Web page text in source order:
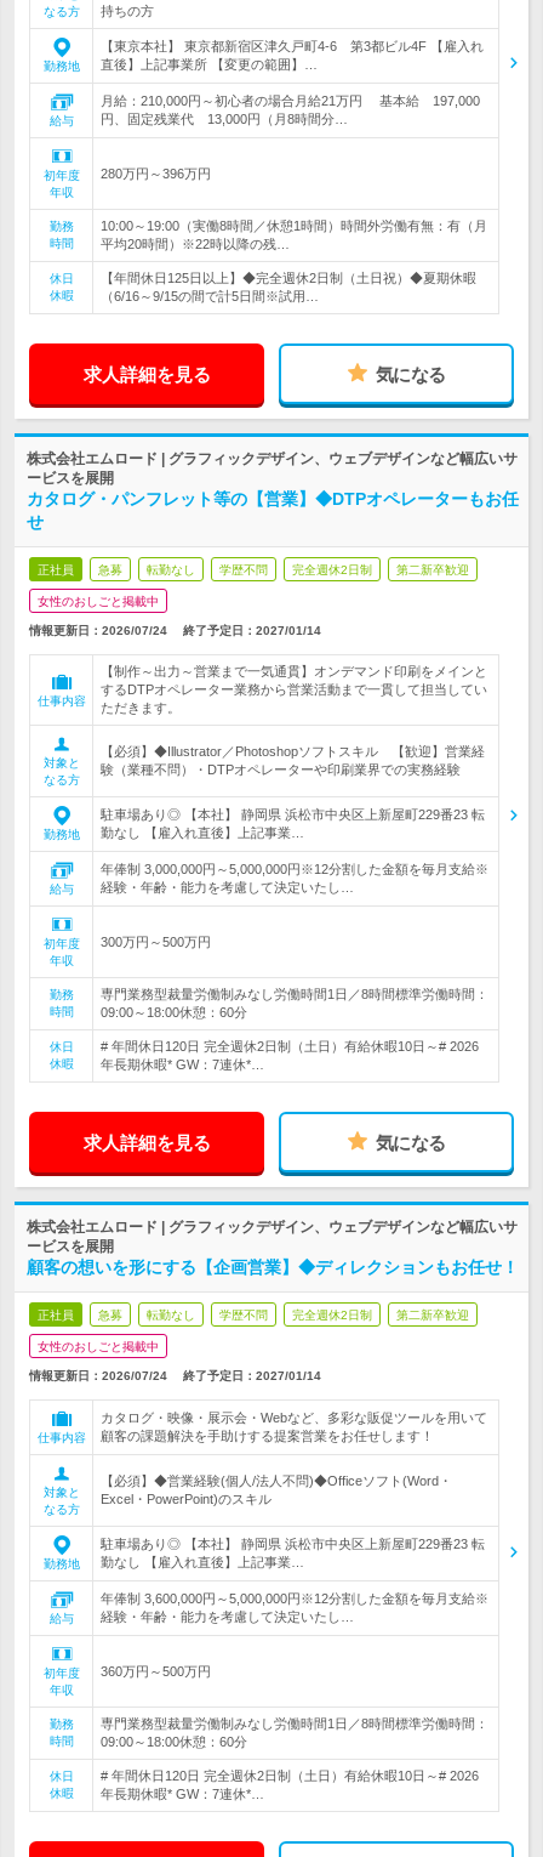
なる方
持ちの方
勤務地
【東京本社】 東京都新宿区津久戸町4-6 第3都ビル4F 【雇入れ
直後】上記事業所 【変更の範囲】…
給与
月給：210,000円～初心者の場合月給21万円 基本給 197,000
円、固定残業代 13,000円（月8時間分…
初年度
年収
280万円～396万円
勤務
時間
10:00～19:00（実働8時間／休憩1時間）時間外労働有無：有（月
平均20時間）※22時以降の残…
休日
休暇
【年間休日125日以上】◆完全週休2日制（土日祝）◆夏期休暇
（6/16～9/15の間で計5日間※試用…
求人詳細を見る 気になる
株式会社エムロード | グラフィックデザイン、ウェブデザインなど幅広いサ
ービスを展開
カタログ・パンフレット等の【営業】◆DTPオペレーターもお任
せ
正社員 急募 転勤なし 学歴不問 完全週休2日制 第二新卒歓迎
女性のおしごと掲載中
情報更新日：2026/07/24 終了予定日： 2027/01/14
仕事内容
【制作～出力～営業まで一気通貫】オンデマンド印刷をメインと
するDTPオペレーター業務から営業活動まで一貫して担当してい
ただきます。
対象と
なる方
【必須】◆Illustrator／Photoshopソフトスキル 【歓迎】営業経
験（業種不問）・DTPオペレーターや印刷業界での実務経験
勤務地
駐車場あり◎ 【本社】 静岡県 浜松市中央区上新屋町229番23 転
勤なし 【雇入れ直後】上記事業…
給与
年俸制 3,000,000円～5,000,000円※12分割した金額を毎月支給※
経験・年齢・能力を考慮して決定いたし…
初年度
年収
300万円～500万円
勤務
時間
専門業務型裁量労働制みなし労働時間1日／8時間標準労働時間：
09:00～18:00休憩：60分
休日
休暇
# 年間休日120日 完全週休2日制（土日）有給休暇10日～# 2026
年長期休暇* GW：7連休*…
求人詳細を見る 気になる
株式会社エムロード | グラフィックデザイン、ウェブデザインなど幅広いサ
ービスを展開
顧客の想いを形にする【企画営業】◆ディレクションもお任せ！
正社員 急募 転勤なし 学歴不問 完全週休2日制 第二新卒歓迎
女性のおしごと掲載中
情報更新日：2026/07/24 終了予定日： 2027/01/14
仕事内容
カタログ・映像・展示会・Webなど、多彩な販促ツールを用いて
顧客の課題解決を手助けする提案営業をお任せします！
対象と
なる方
【必須】◆営業経験(個人/法人不問)◆Officeソフト(Word・
Excel・PowerPoint)のスキル
勤務地
駐車場あり◎ 【本社】 静岡県 浜松市中央区上新屋町229番23 転
勤なし 【雇入れ直後】上記事業…
給与
年俸制 3,600,000円～5,000,000円※12分割した金額を毎月支給※
経験・年齢・能力を考慮して決定いたし…
初年度
年収
360万円～500万円
勤務
時間
専門業務型裁量労働制みなし労働時間1日／8時間標準労働時間：
09:00～18:00休憩：60分
休日
休暇
# 年間休日120日 完全週休2日制（土日）有給休暇10日～# 2026
年長期休暇* GW：7連休*…